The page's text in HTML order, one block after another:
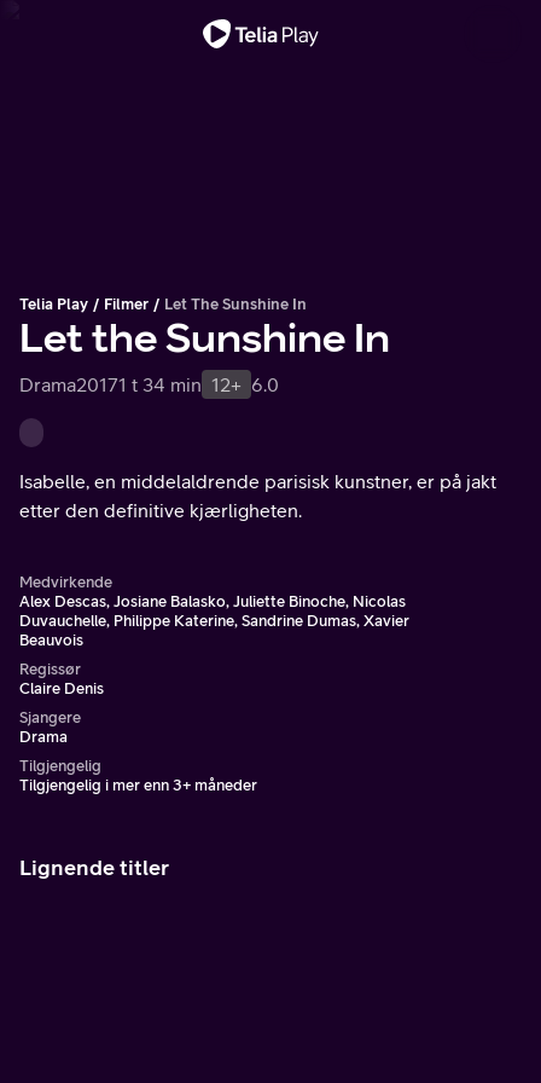
Telia Play Filmer Let The Sunshine In
Let the Sunshine In
Drama20171 t 34 min 12+ 6.0
Isabelle, en middelaldrende parisisk kunstner, er på jakt
etter den definitive kjærligheten.
Medvirkende
Alex Descas, Josiane Balasko, Juliette Binoche, Nicolas
Duvauchelle, Philippe Katerine, Sandrine Dumas, Xavier
Beauvois
Regissør
Claire Denis
Sjangere
Drama
Tilgjengelig
Tilgjengelig i mer enn 3+ måneder
Lignende titler